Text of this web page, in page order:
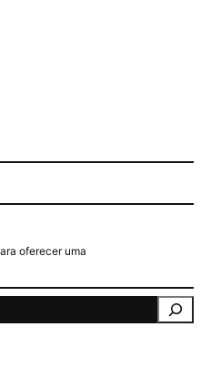
oferecer uma